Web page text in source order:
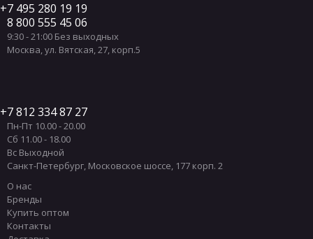
7 495 280 19 19
8 800 555 45 06
9:30 - 21:00 Без выходных
Москва,ул. Вятская, 27, корп.5
7 812 334 87 27
Пн-Пт 10.00 - 20.00
Сб 11.00 - 18.00
Вс Выходной
Санкт-Петербург, Московское шоссе, 177 корп. 2
О нас
Бренды
Купить оптом
Контакты